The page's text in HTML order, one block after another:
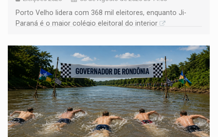
Porto Velho lidera com 368 mil eleitores, enquanto Ji-
Paraná é o maior colégio eleitoral do interior